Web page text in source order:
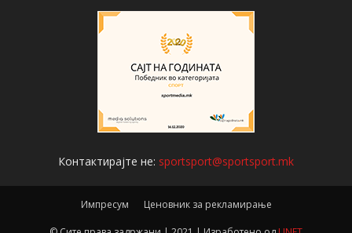
Контактирајте не: sportsport@sportsport.mk
Импресум Ценовник за рекламирање